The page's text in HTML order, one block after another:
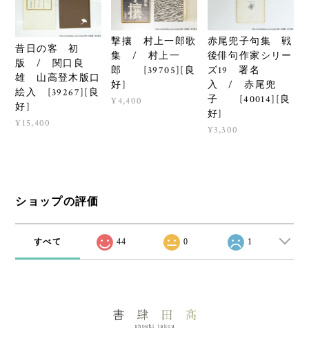
昔日の客 初
版 / 関口良
雄 山高登木版口
絵入 [39267][良
好]
¥15,400
撃攘 村上一郎歌
集 / 村上一
郎 [39705][良
好]
¥4,400
赤尾兜子句集 戦
後俳句作家シリー
ズ19 署名
入 / 赤尾兜
子 [40014][良
好]
¥3,300
ショップの評価
すべて 44 0 1